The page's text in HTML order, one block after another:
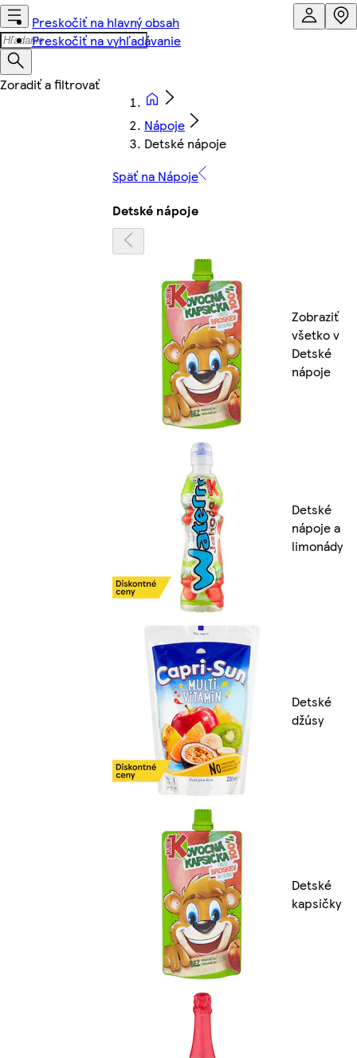
Preskočiť na hlavný obsah
Preskočiť na vyhľadávanie
Nápoje
Detské nápoje
Späť na Nápoje
Detské nápoje
Zobraziť
všetko v
Detské
nápoje
Detské
nápoje a
limonády
Detské
džúsy
Detské
kapsičky